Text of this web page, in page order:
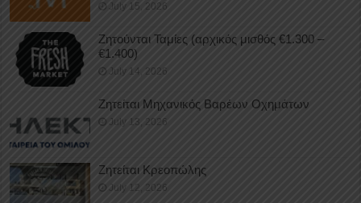
July 15, 2026
Ζητούνται Ταμίες (αρχικός μισθός €1.300 –
€1.400)
July 14, 2026
Ζητείται Μηχανικός Βαρέων Οχημάτων
July 13, 2026
Ζητείται Κρεοπώλης
July 12, 2026